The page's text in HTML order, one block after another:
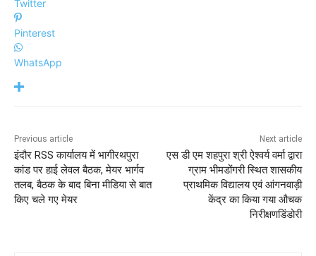
Twitter
Pinterest
WhatsApp
Previous article
इंदौर RSS कार्यालय में भागीरथपुरा
कांड पर हाई लेवल बैठक, मेयर भार्गव
तलब, बैठक के बाद बिना मीडिया से बात
किए चले गए मेयर
Next article
एस डी एम शहपुरा श्री ऐश्वर्य वर्मा द्वारा
ग्राम भीमडोंगरी स्थित शासकीय
प्राथमिक विद्यालय एवं आंगनवाड़ी
केंद्र का किया गया औचक
निरीक्षणडिंडोरी